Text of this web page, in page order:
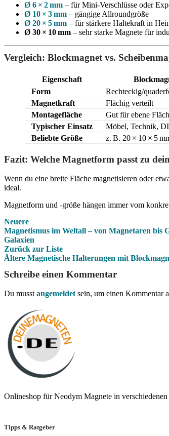
Ø 6 × 2 mm – für Mini-Verschlüsse oder
Ø 10 × 3 mm – gängige Allroundgröße
Ø 20 × 5 mm – für stärkere Haltekraft in
Ø 30 × 10 mm – sehr starke Magnete für
Vergleich: Blockmagnet vs.
Eigenschaft
Form
Rechteckig/
Magnetkraft
Flächig verteilt
Montagefläche
Gut für ebene
Typischer Einsatz
Möbel, Technik,
Beliebte Größe
z. B. 20 × 10 × 5
Fazit: Welche Magnetform passt zu
Wenn du eine breite Fläche magnetisieren oder
ideal.
Magnetform und -größe hängen immer vom
Neuere
Magnetismus im Weltall – von Magnetaren bis
Galaxien
Zurück zur Liste
Ältere Magnetische Halterungen mit
Schreibe einen Kommentar
Du musst angemeldet sein, um einen Kommentar
Onlineshop für Neodym Magnete in
Tipps & Ratgeber